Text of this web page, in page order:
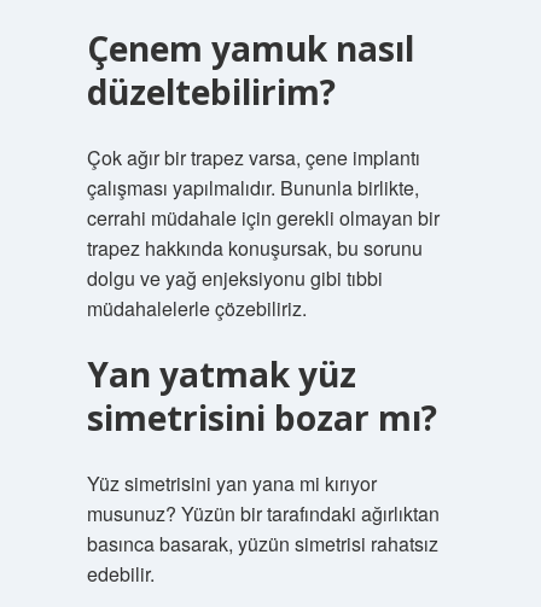
Çenem yamuk nasıl
düzeltebilirim?
Çok ağır bir trapez varsa, çene implantı
çalışması yapılmalıdır. Bununla birlikte,
cerrahi müdahale için gerekli olmayan bir
trapez hakkında konuşursak, bu sorunu
dolgu ve yağ enjeksiyonu gibi tıbbi
müdahalelerle çözebiliriz.
Yan yatmak yüz
simetrisini bozar mı?
Yüz simetrisini yan yana mi kırıyor
musunuz? Yüzün bir tarafındaki ağırlıktan
basınca basarak, yüzün simetrisi rahatsız
edebilir.